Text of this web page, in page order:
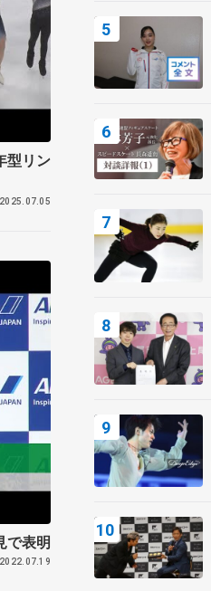
型リン
2025.07.05
で表明
2022.07.19